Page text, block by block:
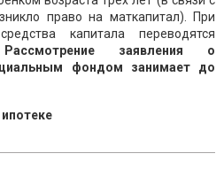
право на маткапитал). При
капитала переводятся
Рассмотрение заявления о
фондом занимает до